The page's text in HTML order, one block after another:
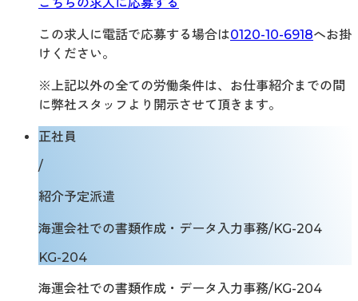
この求人に電話で応募する場合は0120-10-6918へお掛
けください。
※上記以外の全ての労働条件は、お仕事紹介までの間
に弊社スタッフより開示させて頂きます。
正社員
/
紹介予定派遣
海運会社での書類作成・データ入力事務/KG-204
KG-204
海運会社での書類作成・データ入力事務/KG-204